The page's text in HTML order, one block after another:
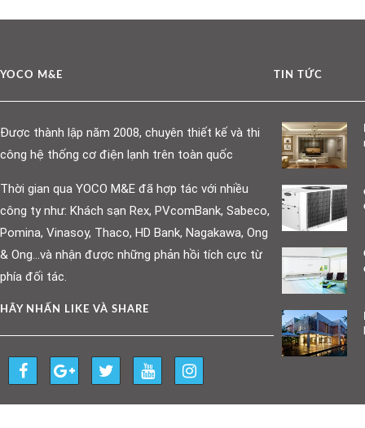
YOCO M&E
Được thành lập năm 2008, chuyên thiết kế và thi
công hệ thống cơ điện lạnh trên toàn quốc
Thời gian qua YOCO M&E đã hợp tác với nhiều
công ty như: Khách sạn Rex, PVcomBank, Sabeco,
Pomina, Vinasoy, Thaco, HD Bank, Nagakawa, Ong
& Ong…và nhận được những phản hồi tích cực từ
phía đối tác.
HÃY NHẤN LIKE VÀ SHARE
TIN TỨC